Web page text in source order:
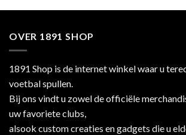
OVER 1891 SHOP
1891 Shop is de internet winkel waar u
voetbal spullen.
Bij ons vindt u zowel de officiële
uw favoriete clubs,
alsook custom creaties en gadgets die u